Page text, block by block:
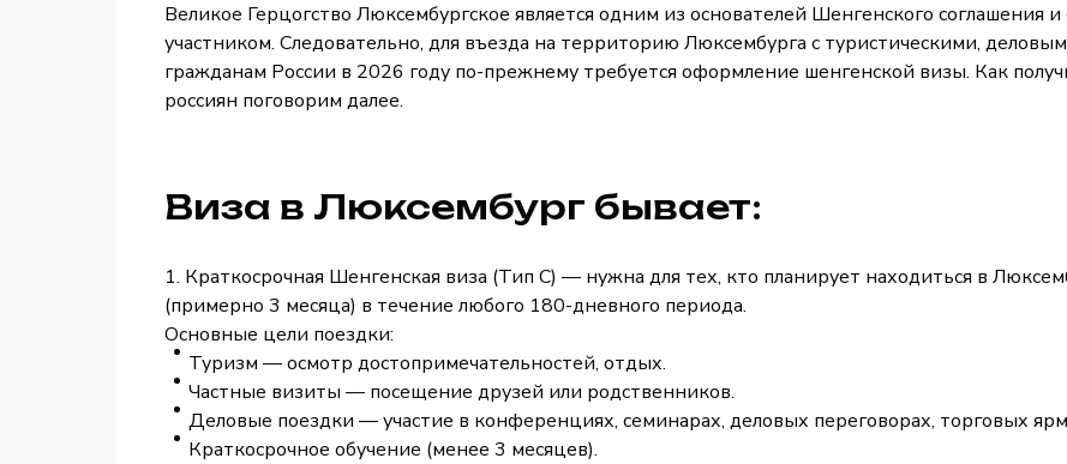
Великое Герцогство Люксембургское является одним из основателей Шенгенского соглашения
участником. Следовательно, для въезда на территорию Люксембурга с туристическими,
гражданам России в 2026 году по-прежнему требуется оформление шенгенской визы. Как
россиян поговорим далее.
Виза в Люксембург бывает:
1. Краткосрочная Шенгенская виза (Тип C) — нужна для тех, кто планирует находиться в
(примерно 3 месяца) в течение любого 180-дневного периода.
Основные цели поездки:
Туризм — осмотр достопримечательностей, отдых.
Частные визиты — посещение друзей или родственников.
Деловые поездки — участие в конференциях, семинарах, деловых переговорах, торговых
Краткосрочное обучение (менее 3 месяцев).